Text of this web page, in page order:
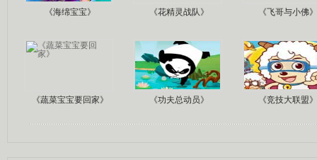
《海绵宝宝》 《花精灵战队》 《飞哥与小佛》
《蔬菜宝宝要回家》 《功夫总动员》 《竞技大联盟》